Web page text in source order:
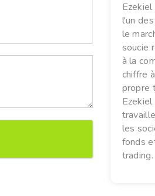
l'un
le
soucie
à la
chiffre
propre
les
fonds
trading.